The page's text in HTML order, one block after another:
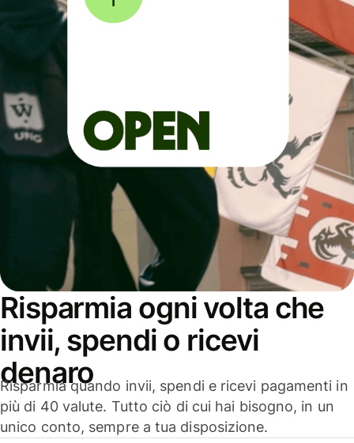
Risparmia ogni volta che
invii, spendi o ricevi
denaro
Risparmia quando invii, spendi e ricevi pagamenti in
più di 40 valute. Tutto ciò di cui hai bisogno, in un
unico conto, sempre a tua disposizione.